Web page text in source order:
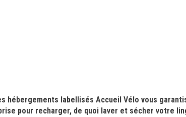
hébergements labellisés Accueil Vélo vous
pour recharger, de quoi laver et sécher votre